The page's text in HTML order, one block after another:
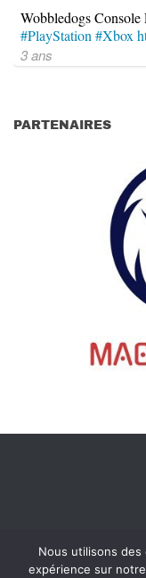
Wobbledogs
#PlayStation #Xbox
3 ans
PARTENAIRES
Nous utilisons des
expérience sur